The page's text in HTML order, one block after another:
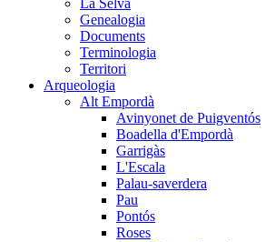
La Selva
Genealogia
Documents
Terminologia
Territori
Arqueologia
Alt Empordà
Avinyonet de Puigventós
Boadella d'Empordà
Garrigàs
L'Escala
Palau-saverdera
Pau
Pontós
Roses